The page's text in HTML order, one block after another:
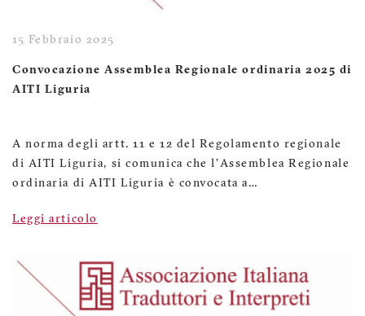
15 Febbraio 2025
Convocazione Assemblea Regionale ordinaria 2025 di
AITI Liguria
A norma degli artt. 11 e 12 del Regolamento regionale
di AITI Liguria, si comunica che l’Assemblea Regionale
ordinaria di AITI Liguria è convocata a…
Leggi articolo